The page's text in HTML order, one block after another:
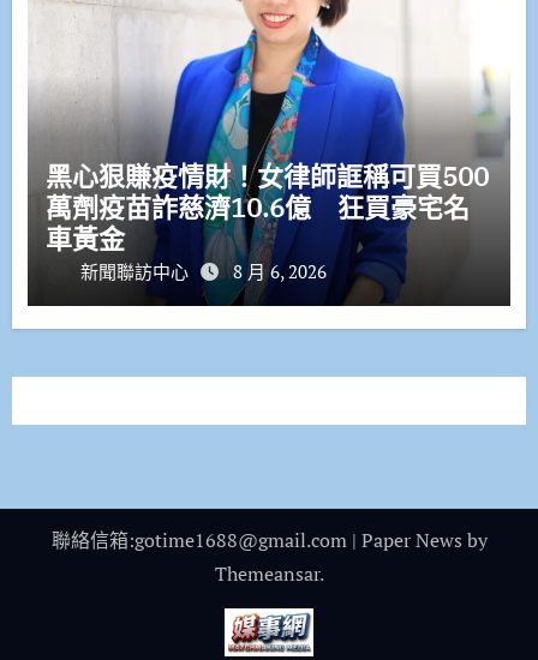
黑心狠賺疫情財！女律師誆稱可買500
萬劑疫苗詐慈濟10.6億 狂買豪宅名
車黃金
新聞聯訪中心 8 月 6, 2026
聯絡信箱:gotime1688@gmail.com | Paper News by
Themeansar.